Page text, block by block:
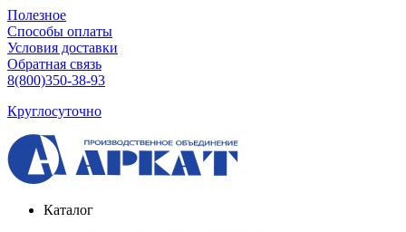
Полезное
Способы оплаты
Условия доставки
Обратная связь
8(800)350-38-93
Круглосуточно
Каталог